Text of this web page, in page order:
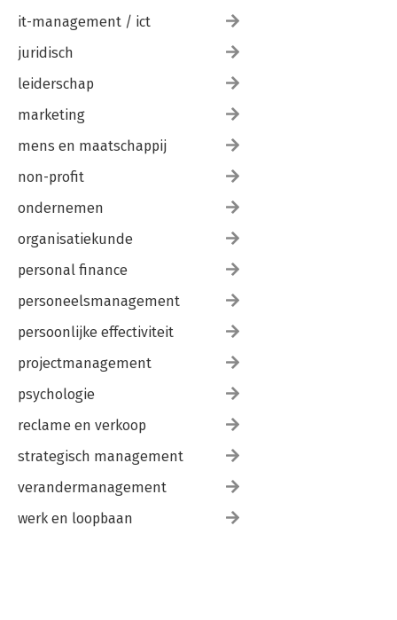
it-management / ict
juridisch
leiderschap
marketing
mens en maatschappij
non-profit
ondernemen
organisatiekunde
personal finance
personeelsmanagement
persoonlijke effectiviteit
projectmanagement
psychologie
reclame en verkoop
strategisch management
verandermanagement
werk en loopbaan